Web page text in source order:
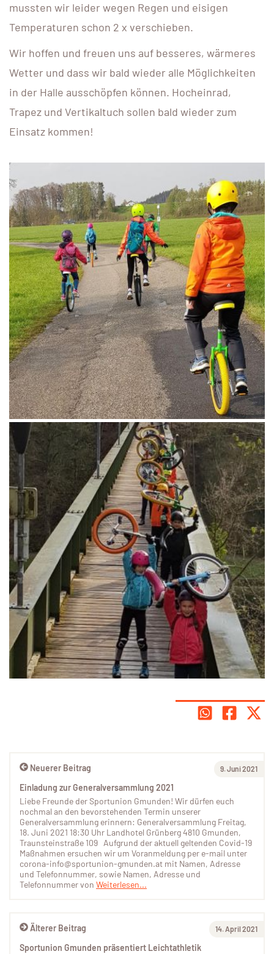
mussten wir leider wegen Regen und eisigen
Temperaturen schon 2 x verschieben.
Wir hoffen und freuen uns auf besseres, wärmeres
Wetter und dass wir bald wieder alle Möglichkeiten
in der Halle ausschöpfen können. Hocheinrad,
Trapez und Vertikaltuch sollen bald wieder zum
Einsatz kommen!
Älterer Beitrag 14. April 2021
Sportunion Gmunden präsentiert Leichtathletik
Neuerer Beitrag 9. Juni 2021
Einladung zur Generalversammlung 2021
Liebe Freunde der Sportunion Gmunden! Wir dürfen euch
nochmal an den bevorstehenden Termin unserer
Generalversammlung erinnern: Generalversammlung Freitag,
18. Juni 2021 18:30 Uhr Landhotel Grünberg 4810 Gmunden,
Traunsteinstraße 109 Aufgrund der aktuell geltenden Covid-19
Maßnahmen ersuchen wir um Voranmeldung per e-mail unter
corona-info@sportunion-gmunden.at mit Namen, Adresse
und Telefonnummer, sowie Namen, Adresse und
Telefonnummer von Weiterlesen...